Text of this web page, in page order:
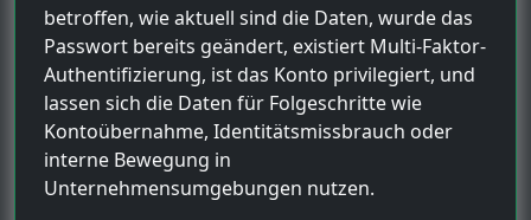
betroffen, wie aktuell sind die Daten, wurde das
Passwort bereits geändert, existiert Multi-Faktor-
Authentifizierung, ist das Konto privilegiert, und
lassen sich die Daten für Folgeschritte wie
Kontoübernahme, Identitätsmissbrauch oder
interne Bewegung in
Unternehmensumgebungen nutzen.